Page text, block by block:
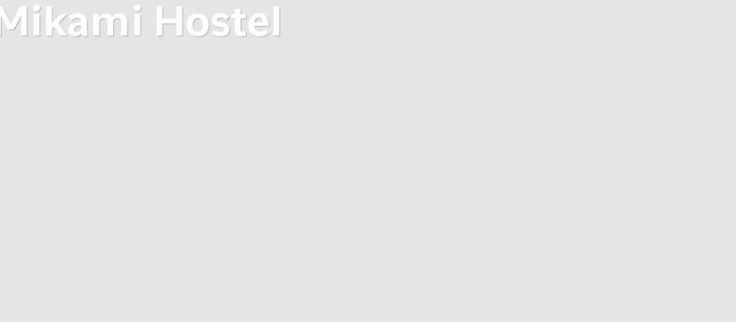
Mikami Hostel